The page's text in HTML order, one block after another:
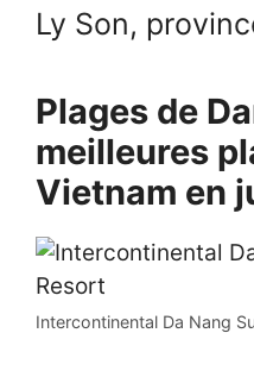
Ly Son,
Plages de
meilleures
Vietnam en
Intercontinental Da Nang